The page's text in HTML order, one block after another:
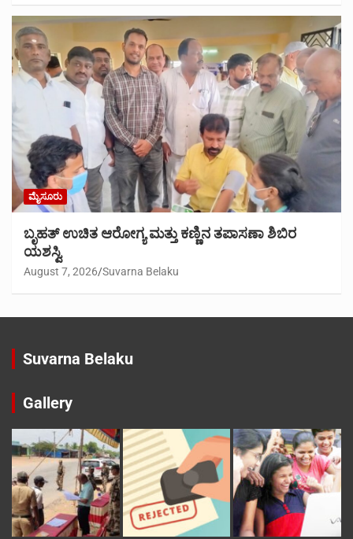
ಮೈಸೂರು
ಬೃಹತ್ ಉಚಿತ ಆರೋಗ್ಯ ಮತ್ತು ಕಣ್ಣಿನ ತಪಾಸಣಾ ಶಿಬಿರ
ಯಶಸ್ವಿ
August 7, 2026 Suvarna Belaku
Suvarna Belaku
Gallery